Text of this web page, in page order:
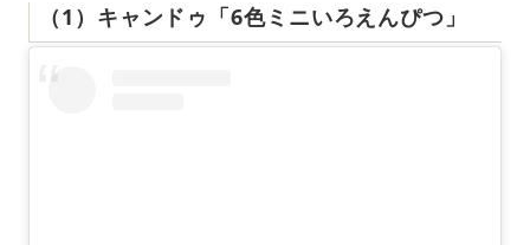
（1）キャンドゥ「6色ミニいろえんぴつ」